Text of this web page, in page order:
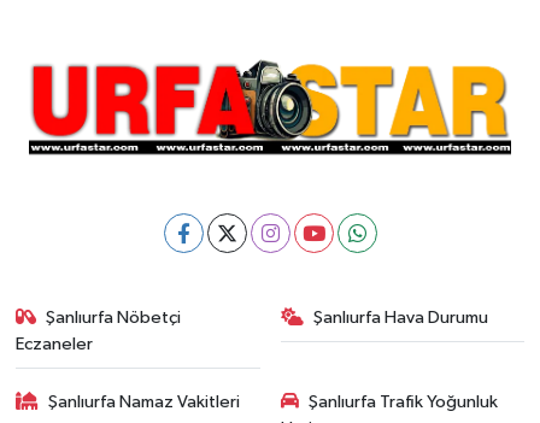
Şanlıurfa Nöbetçi
Eczaneler
Şanlıurfa Hava Durumu
Şanlıurfa Namaz Vakitleri
Şanlıurfa Trafik Yoğunluk